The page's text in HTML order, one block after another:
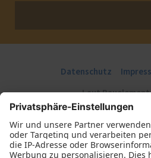
Datenschutz
Laut